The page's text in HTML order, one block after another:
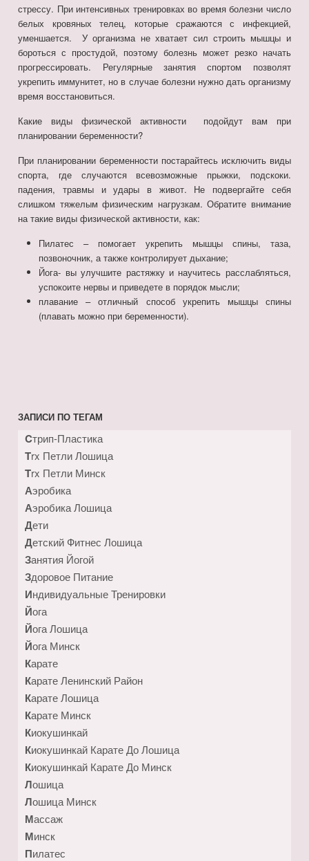
стрессу. При интенсивных тренировках во время болезни число
белых кровяных телец, которые сражаются с инфекцией,
уменшается. У организма не хватает сил строить мышцы и
бороться с простудой, поэтому болезнь может резко начать
прогрессировать. Регулярные занятия спортом позволят
укрепить иммунитет, но в случае болезни нужно дать организму
время восстановиться.
Какие виды физической активности подойдут вам при
планировании беременности?
При планировании беременности постарайтесь исключить виды
спорта, где случаются всевозможные прыжки, подскоки.
падения, травмы и удары в живот. Не подвергайте себя
слишком тяжелым физическим нагрузкам. Обратите внимание
на такие виды физической активности, как:
Пилатес – помогает укрепить мышцы спины, таза,
позвоночник, а также контролирует дыхание;
Йога- вы улучшите растяжку и научитесь расслабляться,
успокоите нервы и приведете в порядок мысли;
плавание – отличный способ укрепить мышцы спины
(плавать можно при беременности).
ЗАПИСИ ПО ТЕГАМ
Cтрип-Пластика
Trx Петли Лошица
Trx Петли Минск
Аэробика
Аэробика Лошица
Дети
Детский Фитнес Лошица
Занятия Йогой
Здоровое Питание
Индивидуальные Тренировки
Йога
Йога Лошица
Йога Минск
Карате
Карате Ленинский Район
Карате Лошица
Карате Минск
Киокушинкай
Киокушинкай Карате До Лошица
Киокушинкай Карате До Минск
Лошица
Лошица Минск
Массаж
Минск
Пилатес